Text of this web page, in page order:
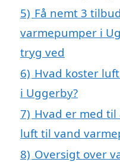
5) Få nemt 3
varmepumper i
tryg ved
6) Hvad koster
i Uggerby?
7) Hvad er med
luft til vand
8) Oversigt over